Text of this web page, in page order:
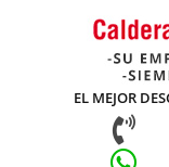
EL MEJOR